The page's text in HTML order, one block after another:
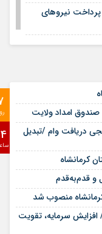
نیروهای
به ۵۰۰ هزار تن آسفالت‌ نیاز دارد/
کارآفرینی
استان اردبیل را
اسلام‌آباد غرب
ولی فقیه در
از مدیریت شهری
الکترونیک در
امداد ولایت
دریافت وام /تبدیل
کرمانشاه
و قدم‌به‌قدم
منصوب شد
افزایش سرمایه، تقویت